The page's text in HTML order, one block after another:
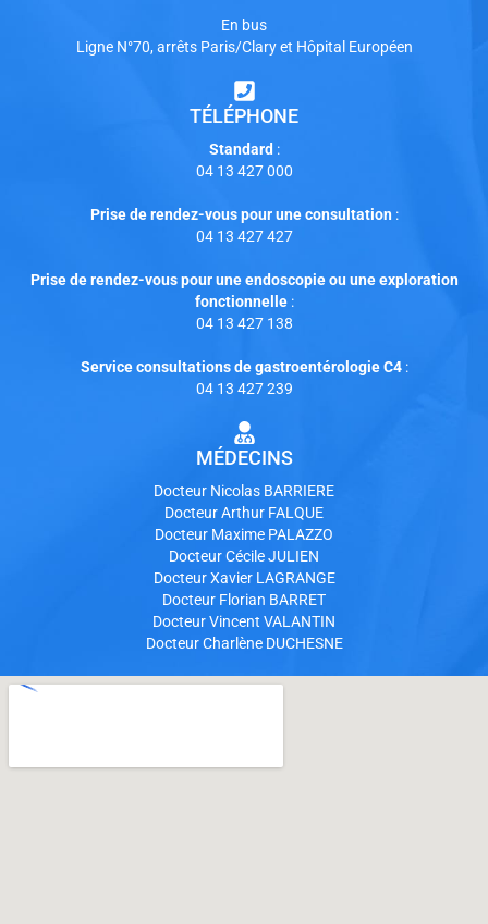
En bus
Ligne N°70, arrêts Paris/Clary et Hôpital Européen
TÉLÉPHONE
Standard :
04 13 427 000
Prise de rendez-vous pour une consultation :
04 13 427 427
Prise de rendez-vous pour une endoscopie ou une exploration
fonctionnelle:
04 13 427 138
Service consultations de gastroentérologie C4:
04 13 427 239
MÉDECINS
Docteur Nicolas BARRIERE
Docteur Arthur FALQUE
Docteur Maxime PALAZZO
Docteur Cécile JULIEN
Docteur Xavier LAGRANGE
Docteur Florian BARRET
Docteur Vincent VALANTIN
Docteur Charlène DUCHESNE